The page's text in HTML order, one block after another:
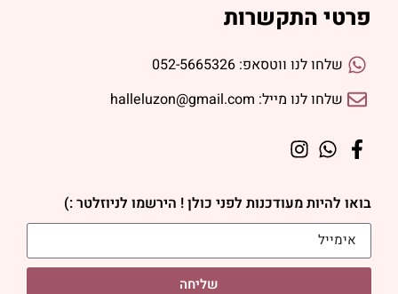
פרטי התקשרות
שלחו לנו ווטסאפ: 052-5665326
שלחו לנו מייל: halleluzon@gmail.com
בואו להיות מעודכנות לפני כולן ! הירשמו לניוזלטר :)
שליחה